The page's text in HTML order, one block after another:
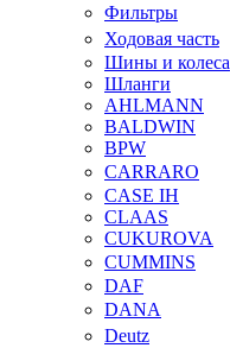
Фильтры
Ходовая часть
Шины и колеса
Шланги
AHLMANN
BALDWIN
BPW
CARRARO
CASE IH
CLAAS
CUKUROVA
CUMMINS
DAF
DANA
Deutz